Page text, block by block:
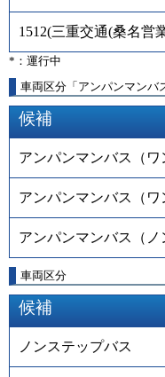
1512(三重交通(桑名営
*：運行中
車両区分「アンパンマンバ
候補
アンパンマンバス（ワ
アンパンマンバス（ワ
アンパンマンバス（ノ
車両区分
候補
ノンステップバス